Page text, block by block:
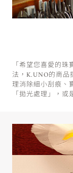
「希望您喜愛的
法，K.UNO的商
理消除細小刮痕、
「拋光處理」，